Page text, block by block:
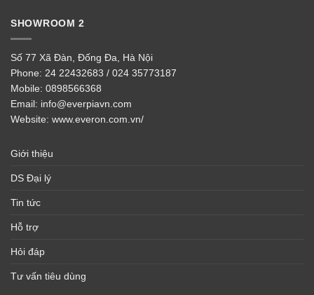
SHOWROOM 2
Số 77 Xã Đàn, Đống Đa, Hà Nội
Phone: 24 22432683 / 024 35773187
Mobile: 0898566368
Email: info@everpiavn.com
Website: www.everon.com.vn/
Giới thiệu
DS Đại lý
Tin tức
Hỗ trợ
Hỏi đáp
Tư vấn tiêu dùng